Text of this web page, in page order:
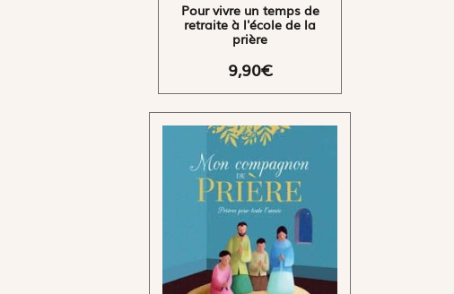
Pour vivre un temps de
retraite à l'école de la
prière
9,90€